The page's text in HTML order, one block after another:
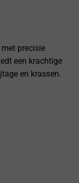
precisie
een krachtige
en krassen.